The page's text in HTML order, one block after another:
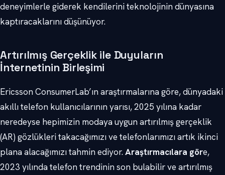
deneyimlerle giderek kendilerini teknolojinin dünyasına
kaptıracaklarını düşünüyor.
Artırılmış Gerçeklik ile Duyuların
İnternetinin Birleşimi
Ericsson ConsumerLab’ın araştırmalarına göre, dünyadaki
akıllı telefon kullanıcılarının yarısı, 2025 yılına kadar
neredeyse hepimizin modaya uygun artırılmış gerçeklik
(AR) gözlükleri takacağımızı ve telefonlarımızı artık ikinci
plana alacağımızı tahmin ediyor.Araştırmacılara göre,
2023 yılında telefon trendinin son bulabilir ve artırılmış